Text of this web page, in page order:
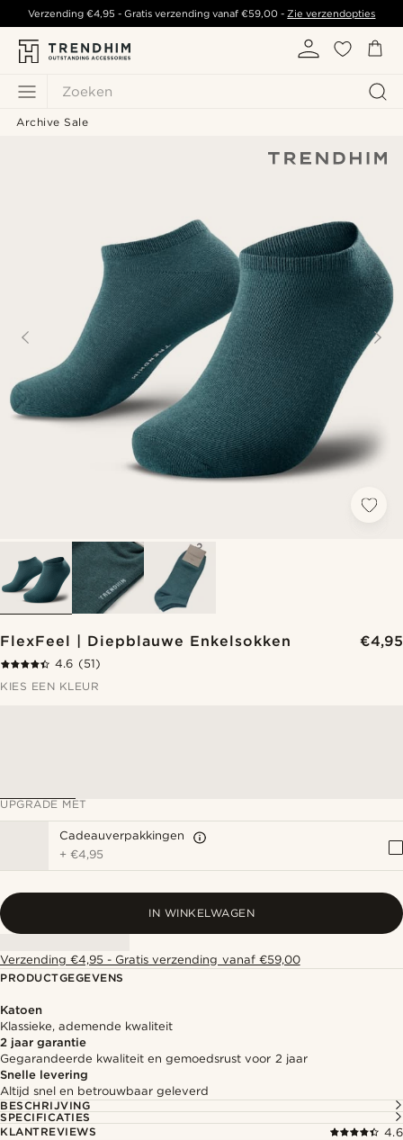
Zoeken
Verzending €4,95 - Gratis verzending vanaf€59,00 -Zie verzendopties
Archive Sale
FlexFeel | Diepblauwe Enkelsokken €4,95
4.6 (51)
KIES EEN KLEUR
UPGRADE MET
Cadeauverpakkingen
+€4,95
IN WINKELWAGEN
Verzending €4,95 - Gratis verzending vanaf €59,00
PRODUCTGEGEVENS
Katoen
Klassieke, ademende kwaliteit
2 jaar garantie
Gegarandeerde kwaliteit en gemoedsrust voor 2 jaar
Snelle levering
Altijd snel en betrouwbaar geleverd
BESCHRIJVING
SPECIFICATIES
KLANTREVIEWS
4.6